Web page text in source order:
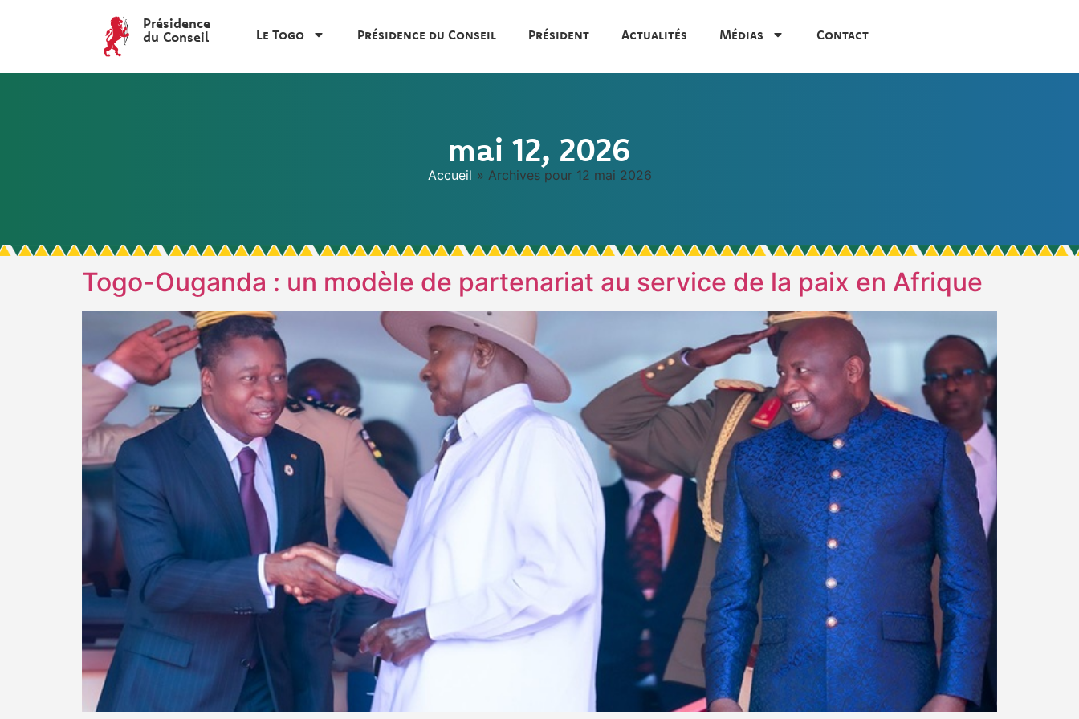
Présidence
du Conseil
Le Togo Présidence du Conseil Président Actualités Médias Contact
mai 12, 2026
Accueil » Archives pour 12 mai 2026
Togo-Ouganda : un modèle de partenariat au service de la paix en Afrique